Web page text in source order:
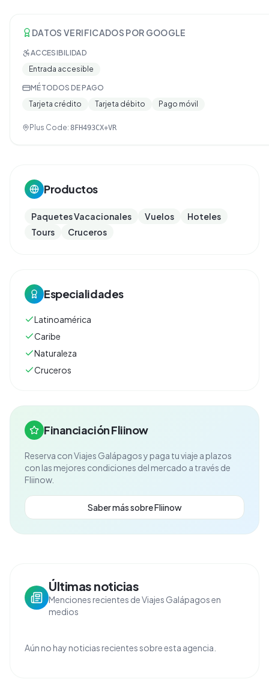
DATOS VERIFICADOS POR GOOGLE
ACCESIBILIDAD
Entrada accesible
MÉTODOS DE PAGO
Tarjeta crédito
Tarjeta débito Pago móvil
Plus Code: 8FH493CX+VR
Productos
Paquetes Vacacionales Vuelos
Hoteles
Tours
Cruceros
Especialidades
Latinoamérica
Caribe
Naturaleza
Cruceros
Financiación Fliinow
Reserva conViajes Galápagosy paga tu viaje a plazos
con las mejores condiciones del mercado a través de
Fliinow.
Saber más sobre Fliinow
Últimas noticias
Menciones recientes de Viajes Galápagos en
medios
Aún no hay noticias recientes sobre esta agencia.